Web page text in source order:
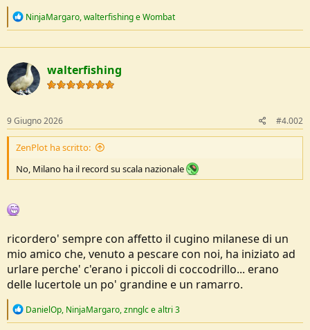
R
c
t
i
o
n
NinjaMargaro,walterfishingeWombat
walterfishing
9 Giugno 2026 #4.002
ZenPlot ha scritto:
No, Milano ha il record su scala nazionale
ricordero' sempre con affetto il cugino milanese di un
mio amico che, venuto a pescare con noi, ha iniziato ad
urlare perche' c'erano i piccoli di coccodrillo... erano
delle lucertole un po' grandine e un ramarro.
R
DanielOp, NinjaMargaro,znnglce altri 3